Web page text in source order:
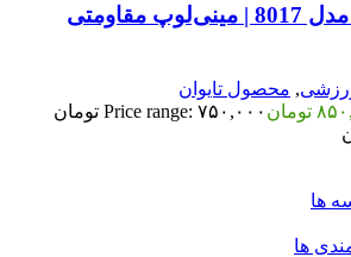
کش لوپ مچ‌بنددار مدل 8017 | مینی‌لوپ مقاومتی
, محصول تایوان
تومان
Price range: ۷۵۰,۰۰۰ تومان
ها
ها